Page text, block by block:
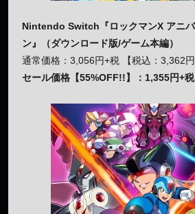
Nintendo Switch『ロックマンX アニ
ン』（ダウンロード版/ゲーム本編）
通常価格：3,056円+税 【税込：3,362円
セール価格【55%OFF!!】：1,355円+税